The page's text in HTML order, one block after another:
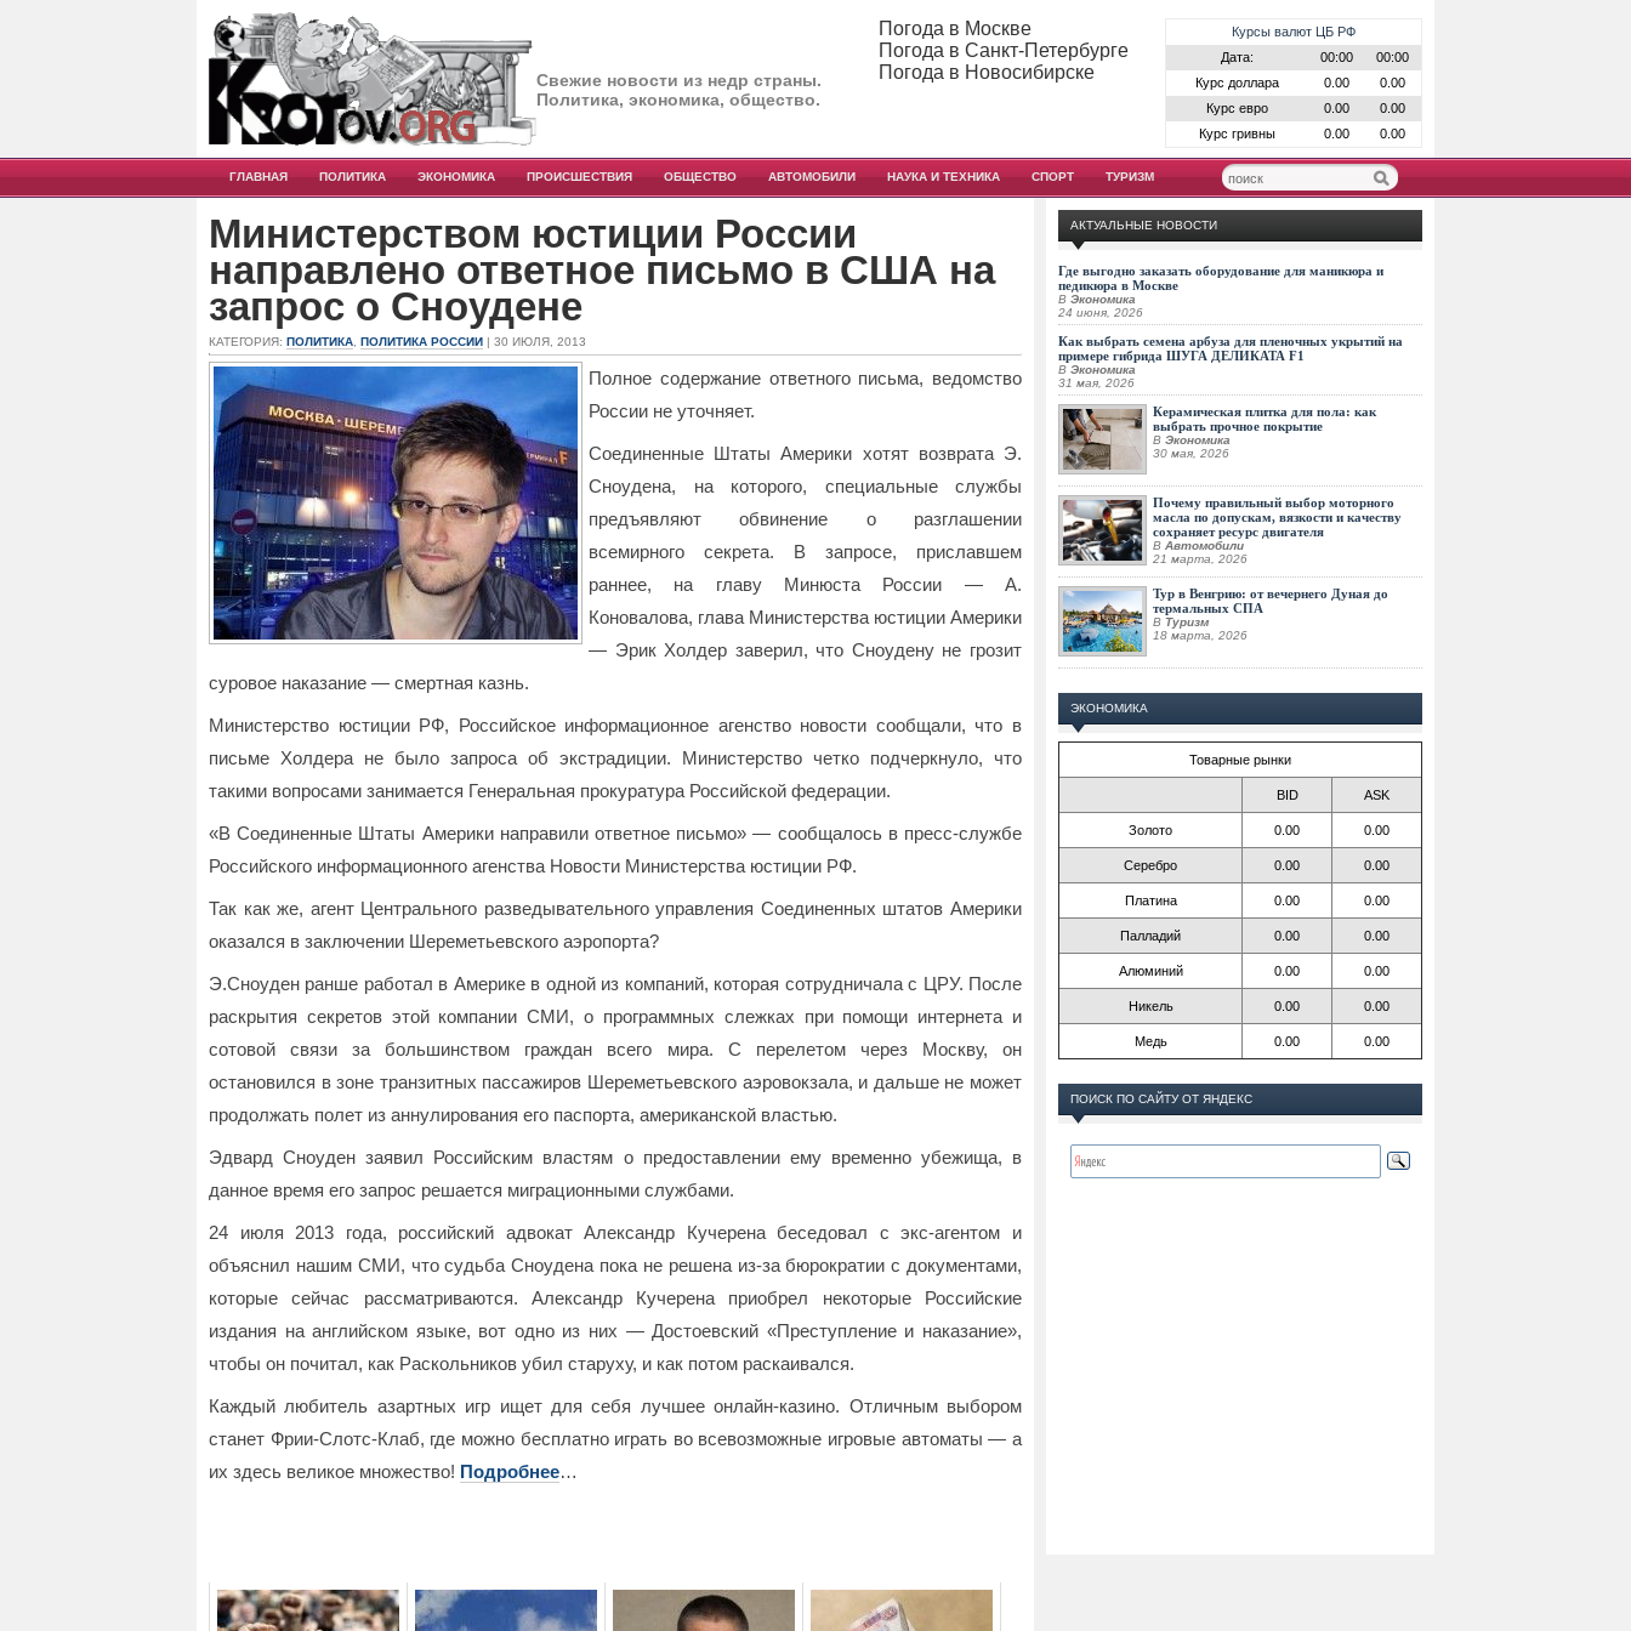
Свежие новости из недр страны.
Политика, экономика, общество.
Курсы валют ЦБ РФ
Дата:
00:00
00:00
Курс доллара
0.00
0.00
Курс евро
0.00
0.00
Курс гривны
0.00 0.00
Погода в Москве
Погода в Санкт-Петербурге
Погода в Новосибирске
ГЛАВНАЯ ПОЛИТИКА ЭКОНОМИКА ПРОИСШЕСТВИЯ ОБЩЕСТВО АВТОМОБИЛИ НАУКА И ТЕХНИКА СПОРТ ТУРИЗМ
Министерством юстиции России
направлено ответное письмо в США на
запрос о Сноудене
КАТЕГОРИЯ: ПОЛИТИКА ПОЛИТИКА РОССИИ | 30 ИЮЛЯ, 2013
Полное содержание ответного письма, ведомство
России не уточняет.
Соединенные Штаты Америки хотят возврата Э.
Сноудена, на которого, специальные службы
предъявляют обвинение о разглашении
всемирного секрета. В запросе, приславшем
раннее, на главу Минюста России — А.
Коновалова, глава Министерства юстиции Америки
— Эрик Холдер заверил, что Сноудену не грозит
суровое наказание — смертная казнь.
Министерство юстиции РФ, Российское информационное агенство новости сообщали, что в
письме Холдера не было запроса об экстрадиции. Министерство четко подчеркнуло, что
такими вопросами занимается Генеральная прокуратура Российской федерации.
«В Соединенные Штаты Америки направили ответное письмо» — сообщалось в пресс-службе
Российского информационного агенства Новости Министерства юстиции РФ.
Так как же, агент Центрального разведывательного управления Соединенных штатов Америки
оказался в заключении Шереметьевского аэропорта?
Э.Сноуден ранше работал в Америке в одной из компаний, которая сотрудничала с ЦРУ. После
раскрытия секретов этой компании СМИ, о программных слежках при помощи интернета и
сотовой связи за большинством граждан всего мира. С перелетом через Москву, он
остановился в зоне транзитных пассажиров Шереметьевского аэровокзала, и дальше не может
продолжать полет из аннулирования его паспорта, американской властью.
Эдвард Сноуден заявил Российским властям о предоставлении ему временно убежища, в
данное время его запрос решается миграционными службами.
24 июля 2013 года, российский адвокат Александр Кучерена беседовал с экс-агентом и
объяснил нашим СМИ, что судьба Сноудена пока не решена из-за бюрократии с документами,
которые сейчас рассматриваются. Александр Кучерена приобрел некоторые Российские
издания на английском языке, вот одно из них — Достоевский «Преступление и наказание»,
чтобы он почитал, как Раскольников убил старуху, и как потом раскаивался.
Каждый любитель азартных игр ищет для себя лучшее онлайн-казино. Отличным выбором
станет Фрии-Слотс-Клаб, где можно бесплатно играть во всевозможные игровые автоматы — а
их здесь великое множество! Подробнее…
АКТУАЛЬНЫЕ НОВОСТИ
Где выгодно заказать оборудование для маникюра и
педикюра в Москве
В Экономика
24 июня, 2026
Как выбрать семена арбуза для пленочных укрытий на
примере гибрида ШУГА ДЕЛИКАТА F1
В Экономика
31 мая, 2026
Керамическая плитка для пола: как
выбрать прочное покрытие
В Экономика
30 мая, 2026
Почему правильный выбор моторного
масла по допускам, вязкости и качеству
сохраняет ресурс двигателя
В Автомобили
21 марта, 2026
Тур в Венгрию: от вечернего Дуная до
термальных СПА
В Туризм
18 марта, 2026
ЭКОНОМИКА
Товарные рынки
BID ASK
Золото 0.00 0.00
Серебро 0.00 0.00
Платина 0.00 0.00
Палладий 0.00 0.00
Алюминий 0.00 0.00
Никель 0.00 0.00
Медь 0.00 0.00
ПОИСК ПО САЙТУ ОТ ЯНДЕКС